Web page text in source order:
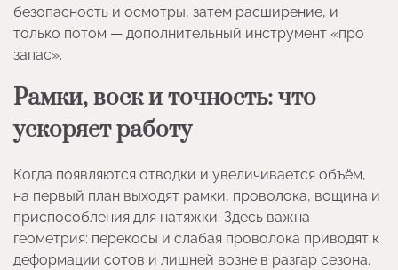
безопасность и осмотры, затем расширение, и
только потом — дополнительный инструмент «про
запас».
Рамки, воск и точность: что
ускоряет работу
Когда появляются отводки и увеличивается объём,
на первый план выходят рамки, проволока, вощина и
приспособления для натяжки. Здесь важна
геометрия: перекосы и слабая проволока приводят к
деформации сотов и лишней возне в разгар сезона.